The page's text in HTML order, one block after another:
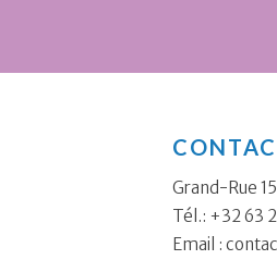
Grand-Rue
Tél.: +32 63
Email :